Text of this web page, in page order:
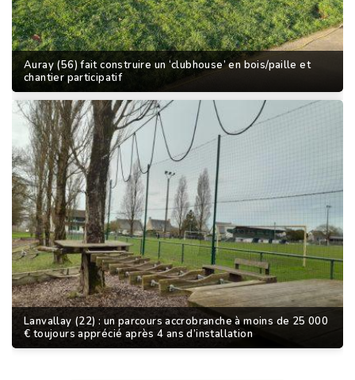
Auray (56) fait construire un ‘clubhouse’ en bois/paille et
chantier participatif
Lanvallay (22) : un parcours accrobranche à moins de 25 000
€ toujours apprécié après 4 ans d’installation